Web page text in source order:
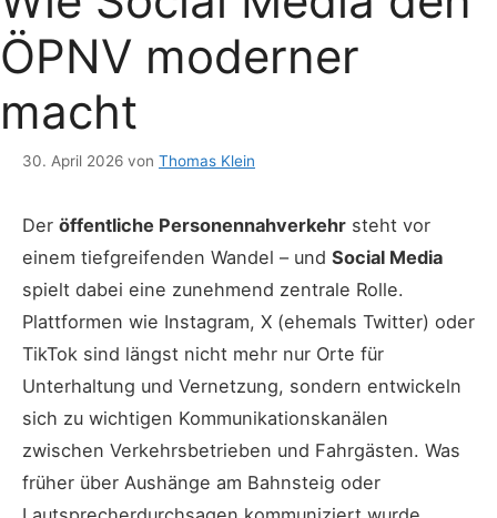
ÖPNV moderner
macht
30. April 2026 von Thomas Klein
Der öffentliche Personennahverkehr steht vor
einem tiefgreifenden Wandel – und Social Media
spielt dabei eine zunehmend zentrale Rolle.
Plattformen wie Instagram, X (ehemals Twitter) oder
TikTok sind längst nicht mehr nur Orte für
Unterhaltung und Vernetzung, sondern entwickeln
sich zu wichtigen Kommunikationskanälen
zwischen Verkehrsbetrieben und Fahrgästen. Was
früher über Aushänge am Bahnsteig oder